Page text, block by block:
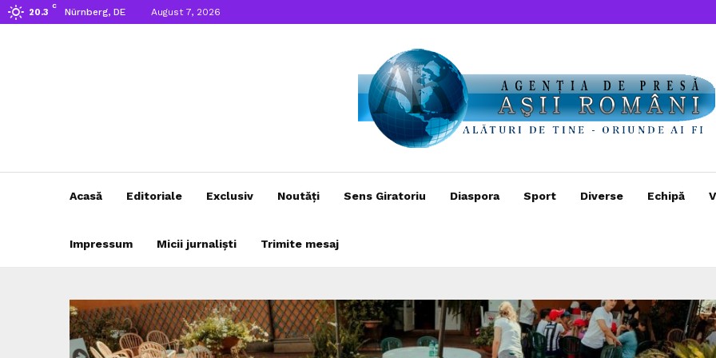
20.3
C
Nürnberg, DE August 7, 2026
Acasă Editoriale Exclusiv Noutăți Sens Giratoriu Diaspora Sport Diverse Echipă
Impressum Micii jurnaliști Trimite mesaj